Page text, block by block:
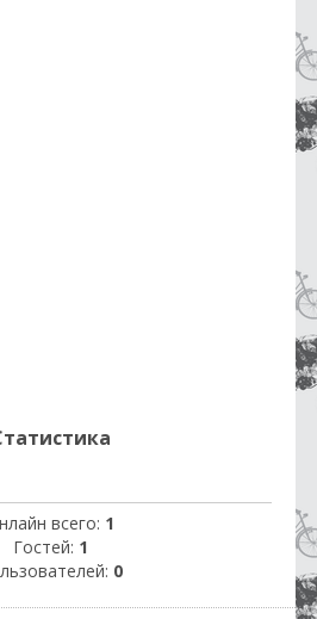
всего: 1
Гостей: 1
0